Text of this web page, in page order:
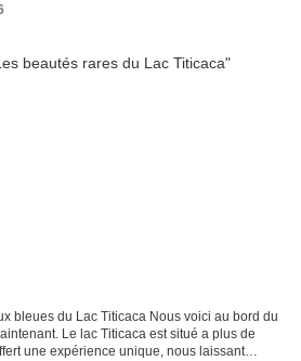
bleues du Lac Titicaca Nous voici au bord du
Le lac Titicaca est situé a plus de
une expérience unique, nous laissant